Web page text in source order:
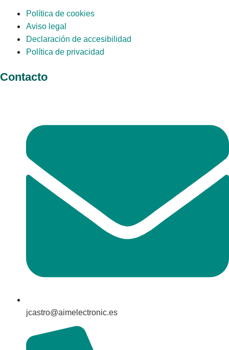
Política de cookies
Aviso legal
Declaración de accesibilidad
Política de privacidad
Contacto
jcastro@aimelectronic.es